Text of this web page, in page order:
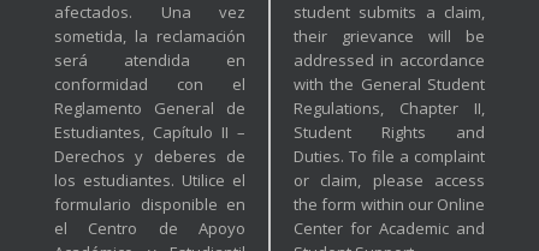
afectados. Una vez
sometida, la reclamación
será atendida en
conformidad con el
Reglamento General de
Estudiantes, Capítulo II –
Derechos y deberes de
los estudiantes. Utilice el
formulario disponible en
el Centro de Apoyo
student submits a claim,
their grievance will be
addressed in accordance
with the General Student
Regulations, Chapter II,
Student Rights and
Duties. To file a complaint
or claim, please access
the form within our Online
Center for Academic and